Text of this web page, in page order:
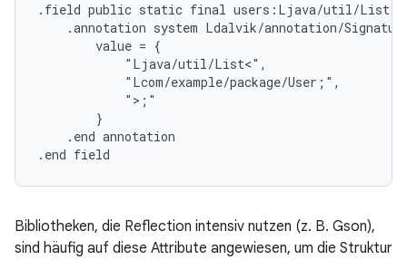
.field public static final users:Ljava/util/List;
.annotation system Ldalvik/annotation/
        value = {
            "Ljava/util/List<",
            "Lcom/example/package/User;",
            ">;"
        }
    .end annotation
Bibliotheken, die Reflection intensiv nutzen (z. B. Gson),
sind häufig auf diese Attribute angewiesen, um die Struktur